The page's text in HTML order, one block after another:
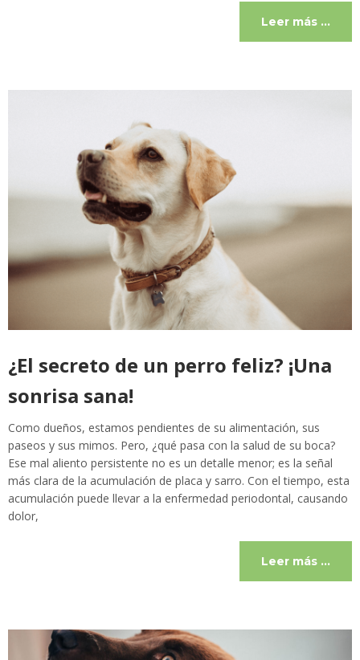
Leer más …
¿El secreto de un perro feliz? ¡Una
sonrisa sana!
Como dueños, estamos pendientes de su alimentación, sus
paseos y sus mimos. Pero, ¿qué pasa con la salud de su boca?
Ese mal aliento persistente no es un detalle menor; es la señal
más clara de la acumulación de placa y sarro. Con el tiempo, esta
acumulación puede llevar a la enfermedad periodontal, causando
dolor,
Leer más …